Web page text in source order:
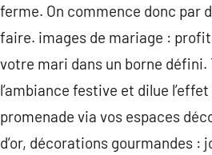
ferme. On commence donc par
faire. images de mariage :
votre mari dans un borne
l’ambiance festive et dilue
promenade via vos espaces
d’or, décorations gourmandes :